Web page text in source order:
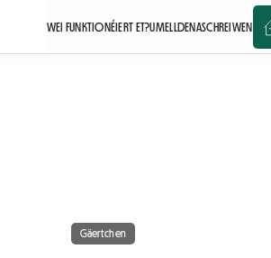
WEI FUNKTIONÉIERT ET?UMELLDENASCHREIWEN
Gäertchen